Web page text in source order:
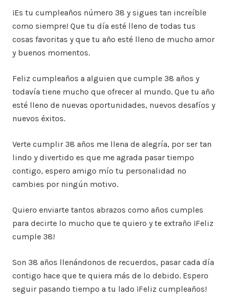
¡Es tu cumpleaños número 38 y sigues tan increíble
como siempre! Que tu día esté lleno de todas tus
cosas favoritas y que tu año esté lleno de mucho amor
y buenos momentos.
Feliz cumpleaños a alguien que cumple 38 años y
todavía tiene mucho que ofrecer al mundo. Que tu año
esté lleno de nuevas oportunidades, nuevos desafíos y
nuevos éxitos.
Verte cumplir 38 años me llena de alegría, por ser tan
lindo y divertido es que me agrada pasar tiempo
contigo, espero amigo mío tu personalidad no
cambies por ningún motivo.
Quiero enviarte tantos abrazos como años cumples
para decirte lo mucho que te quiero y te extraño ¡Feliz
cumple 38!
Son 38 años llenándonos de recuerdos, pasar cada día
contigo hace que te quiera más de lo debido. Espero
seguir pasando tiempo a tu lado ¡Feliz cumpleaños!